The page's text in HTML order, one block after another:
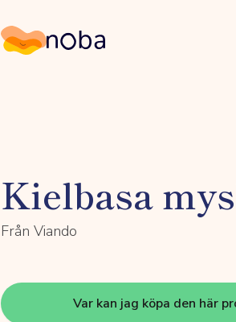
Noba
Kielbasa
Från Viando
Var kan jag köpa den här